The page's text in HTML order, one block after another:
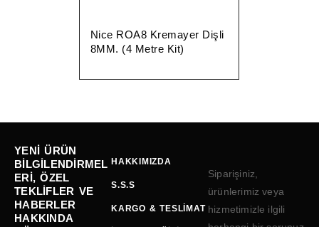
Nice ROA8 Kremayer Dişli
8MM. (4 Metre Kit)
YENI ÜRÜN
BILGILENDIRMEL
ERI, ÖZEL
TEKLIFLER VE
HABERLER
HAKKINDA
HAKKIMIZDA
S.S.S
KARGO & TESLIMAT
Siparişiniz,
ürünlerimiz veya
hizmetimizle ilgili